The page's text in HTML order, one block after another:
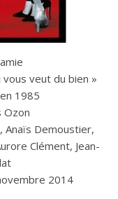
vous veut du bien »
1985
Ozon
Anaïs Demoustier,
Clément, Jean-
2014